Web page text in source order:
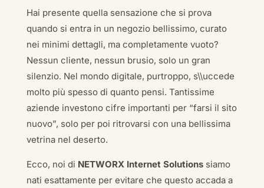
Hai presente quella sensazione che si prova
quando si entra in un negozio bellissimo, curato
nei minimi dettagli, ma completamente vuoto?
Nessun cliente, nessun brusio, solo un gran
silenzio. Nel mondo digitale, purtroppo, s\\uccede
molto più spesso di quanto pensi. Tantissime
aziende investono cifre importanti per “farsi il sito
nuovo”, solo per poi ritrovarsi con una bellissima
vetrina nel deserto.
Ecco, noi di NETWORX Internet Solutionssiamo
nati esattamente per evitare che questo accada a